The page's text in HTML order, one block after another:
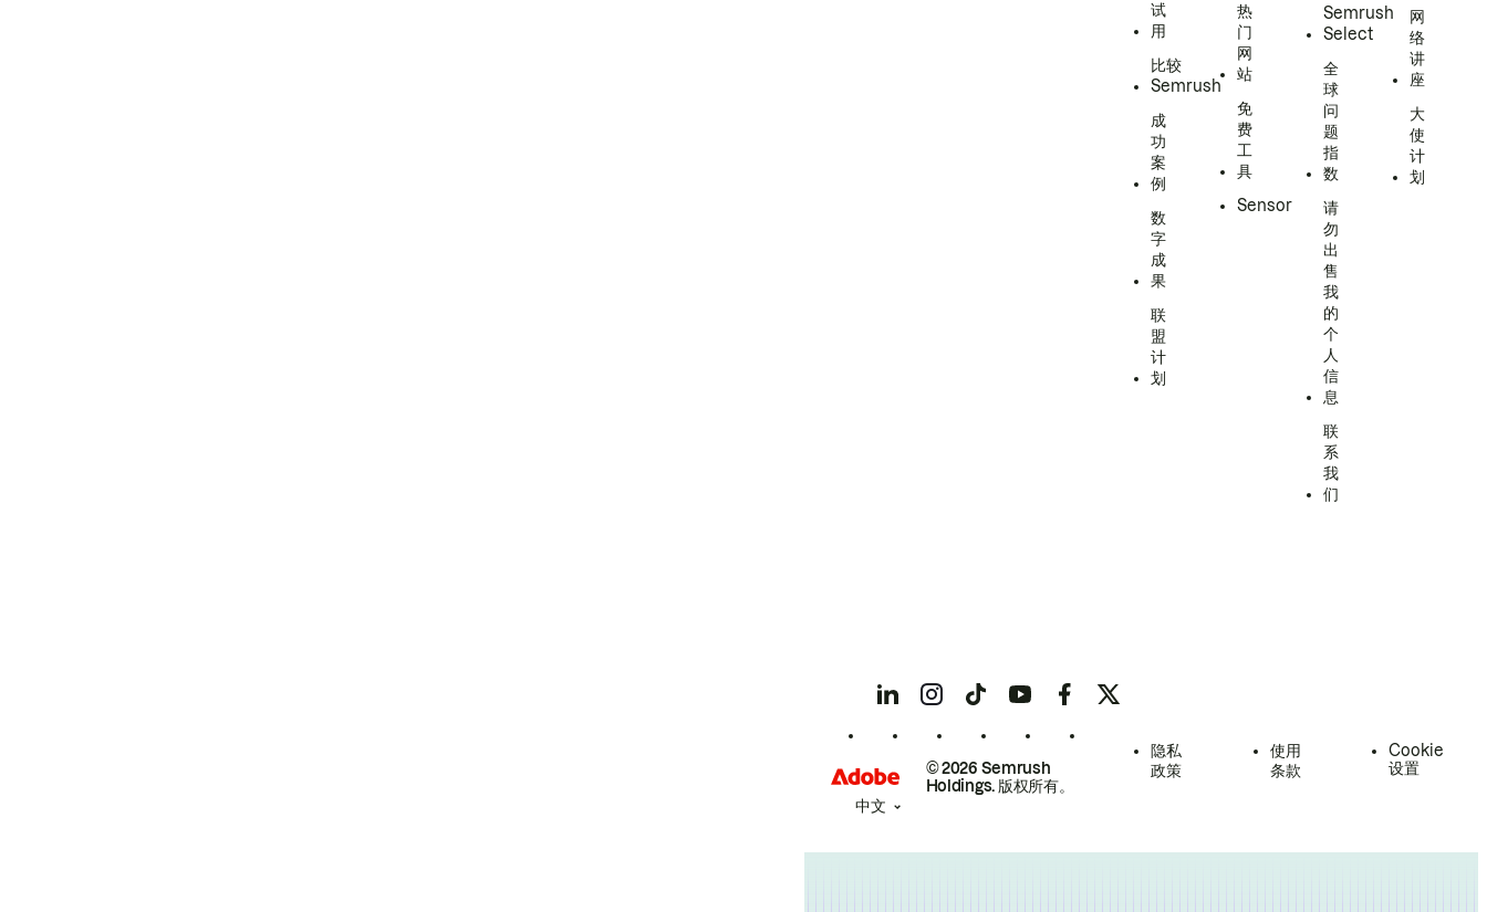
试
用
比较
Semrush
成
功
案
例
数
字
成
果
联
盟
计
划
热
门
网
站
免
费
工
具
Sensor
Semrush
Select
全
球
问
题
指
数
请
勿
出
售
我
的
个
人
信
息
联
系
我
们
网
络
讲
座
大
使
计
划
© 2026 Semrush
Holdings. 版权所有。
隐私
政策
使用
条款
Cookie
设置
中文